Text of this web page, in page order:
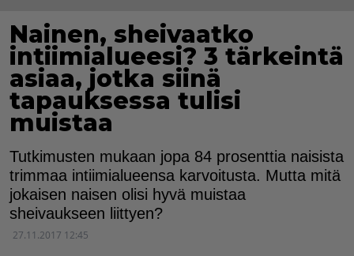
Nainen, sheivaatko
intiimialueesi? 3 tärkeintä
asiaa, jotka siinä
tapauksessa tulisi
muistaa
Tutkimusten mukaan jopa 84 prosenttia naisista
trimmaa intiimialueensa karvoitusta. Mutta mitä
jokaisen naisen olisi hyvä muistaa
sheivaukseen liittyen?
27.11.2017 12:45